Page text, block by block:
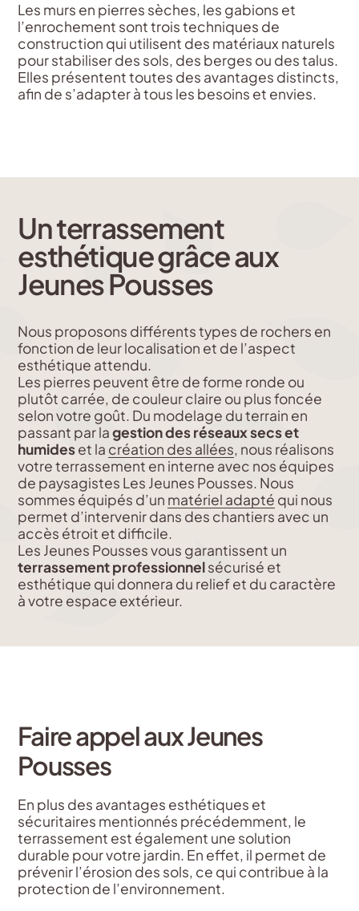
Les murs en pierres sèches, les gabions et
l’enrochement sont trois techniques de
construction qui utilisent des matériaux naturels
pour stabiliser des sols, des berges ou des talus.
Elles présentent toutes des avantages distincts,
afin de s’adapter à tous les besoins et envies.
Un terrassement
esthétique grâce aux
Jeunes Pousses
Nous proposons différents types de rochers en
fonction de leur localisation et de l’aspect
esthétique attendu.
Les pierres peuvent être de forme ronde ou
plutôt carrée, de couleur claire ou plus foncée
selon votre goût. Du modelage du terrain en
passant par lagestion des réseaux secs et
humideset la création des allées, nous réalisons
votre terrassement en interne avec nos équipes
de paysagistes Les Jeunes Pousses. Nous
sommes équipés d’un matériel adapté qui nous
permet d’intervenir dans des chantiers avec un
accès étroit et difficile.
Les Jeunes Pousses vous garantissent un
terrassement professionnelsécurisé et
esthétique qui donnera du relief et du caractère
à votre espace extérieur.
Faire appel aux Jeunes
Pousses
En plus des avantages esthétiques et
sécuritaires mentionnés précédemment, le
terrassement est également une solution
durable pour votre jardin. En effet, il permet de
prévenir l’érosion des sols, ce qui contribue à la
protection de l’environnement.